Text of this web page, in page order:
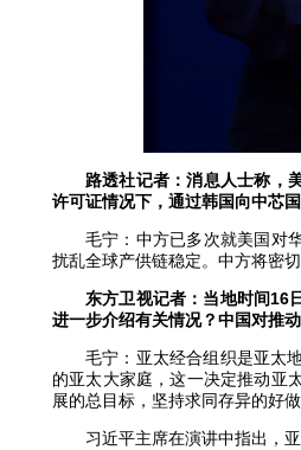
路透社记者：消息人士称，
许可证情况下，通过韩国向中芯
毛宁：中方已多次就美国对
扰乱全球产供链稳定。中方将密
东方卫视记者：当地时间16
进一步介绍有关情况？中国对推
毛宁：亚太经合组织是亚太
的亚太大家庭，这一决定推动亚
展的总目标，坚持求同存异的好
习近平主席在演讲中指出，